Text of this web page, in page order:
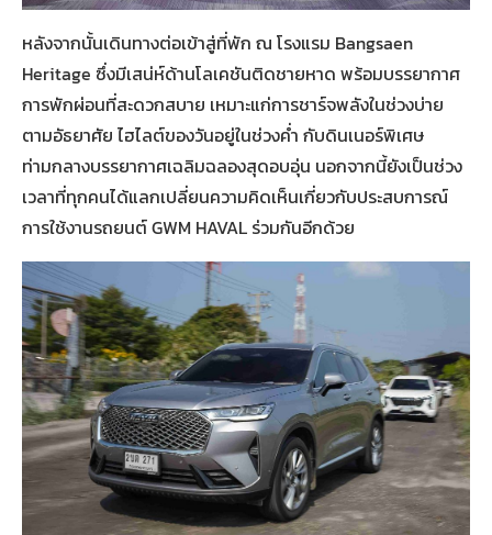
หลังจากนั้นเดินทางต่อเข้าสู่ที่พัก ณ โรงแรม Bangsaen
Heritage ซึ่งมีเสน่ห์ด้านโลเคชันติดชายหาด พร้อมบรรยากาศ
การพักผ่อนที่สะดวกสบาย เหมาะแก่การชาร์จพลังในช่วงบ่าย
ตามอัธยาศัย ไฮไลต์ของวันอยู่ในช่วงค่ำ กับดินเนอร์พิเศษ
ท่ามกลางบรรยากาศเฉลิมฉลองสุดอบอุ่น นอกจากนี้ยังเป็นช่วง
เวลาที่ทุกคนได้แลกเปลี่ยนความคิดเห็นเกี่ยวกับประสบการณ์
การใช้งานรถยนต์ GWM HAVAL ร่วมกันอีกด้วย